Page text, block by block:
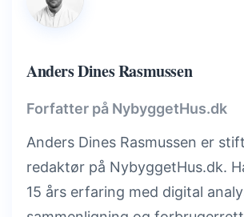
Anders Dines Rasmussen
Forfatter på NybyggetHus.dk
Anders Dines Rasmussen er
redaktør på NybyggetHus.dk.
15 års erfaring med digital